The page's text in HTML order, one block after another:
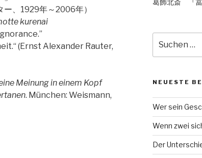
ー、1929年～2006年）
kurenai
(Ernst Alexander Rauter,
Meinung in einem Kopf
. München: Weismann,
nach:
NEUESTE
Wer sein
Wenn zwei
Der